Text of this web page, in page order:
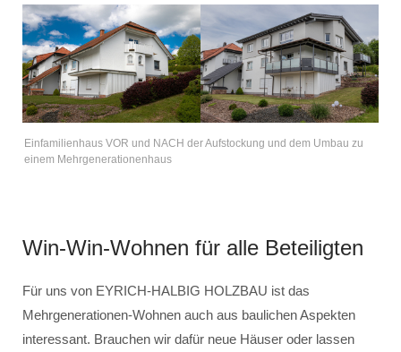
Einfamilienhaus VOR und NACH der Aufstockung und dem Umbau zu
einem Mehrgenerationenhaus
Win-Win-Wohnen für alle Beteiligten
Für uns von EYRICH-HALBIG HOLZBAU ist das
Mehrgenerationen-Wohnen auch aus baulichen Aspekten
interessant. Brauchen wir dafür neue Häuser oder lassen